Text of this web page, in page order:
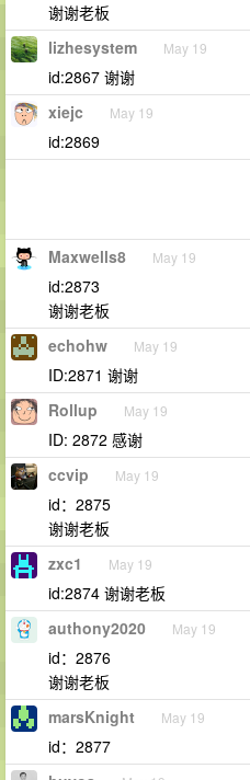
谢谢老板
lizhesystem May 19
id:2867 谢谢
xiejc May 19
id:2869
Maxwells8 May 19
id:2873
谢谢老板
echohw May 19
ID:2871 谢谢
Rollup May 19
ID: 2872 感谢
ccvip May 19
id：2875
谢谢老板
zxc1 May 19
id:2874 谢谢老板
authony2020 May 19
id：2876
谢谢老板
marsKnight May 19
id：2877